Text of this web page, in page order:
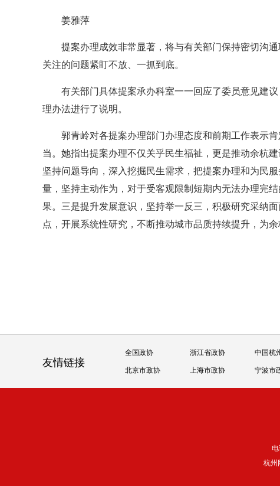
姜雅萍
提案办理成效非常显著，将与有关部门保持密切沟
关注的问题紧盯不放、一抓到底。
有关部门具体提案承办科室一一回应了委员意见建
理办法进行了说明。
郭青岭对各提案办理部门办理态度和前期工作表示
当。她指出提案办理不仅关乎民生福祉，更是推动余杭
坚持问题导向，深入挖掘民生需求，把提案办理和为民
量，坚持主动作为，对于受客观限制短期内无法办理完
果。三是提升发展意识，坚持举一反三，积极研究采纳
点，开展系统性研究，不断推动城市品质持续提升，为
友情链接
全国政协 浙江省政协 中国杭
北京市政协 上海市政协 宁波市
杭州